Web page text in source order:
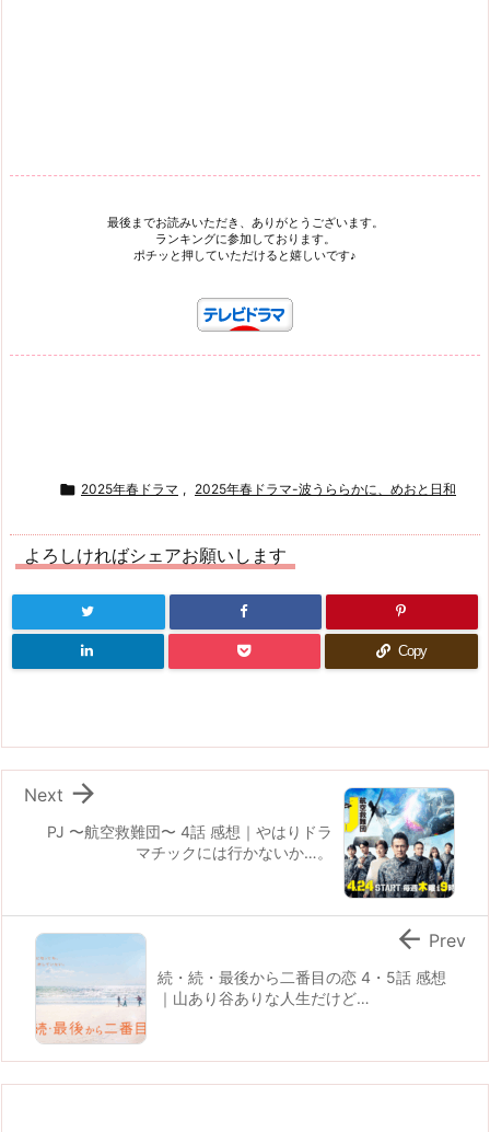
最後までお読みいただき、ありがとうございます。
ランキングに参加しております。
ポチッと押していただけると嬉しいです♪
 2025年春ドラマ , 2025年春ドラマ-波うららかに、めおと日和
よろしければシェアお願いします
Copy
PJ 〜航空救難団〜 4話 感想｜やはりドラ
マチックには行かないか…。

Next
続・続・最後から二番目の恋 4・5話 感想
｜山あり谷ありな人生だけど…
 Prev